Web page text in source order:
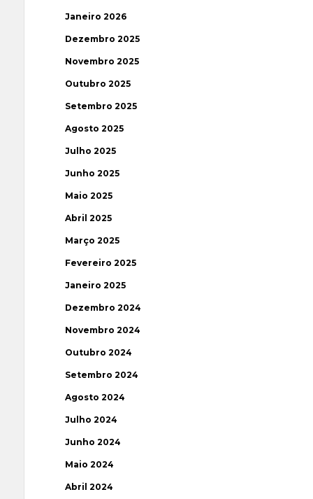
Janeiro 2026
Dezembro 2025
Novembro 2025
Outubro 2025
Setembro 2025
Agosto 2025
Julho 2025
Junho 2025
Maio 2025
Abril 2025
Março 2025
Fevereiro 2025
Janeiro 2025
Dezembro 2024
Novembro 2024
Outubro 2024
Setembro 2024
Agosto 2024
Julho 2024
Junho 2024
Maio 2024
Abril 2024